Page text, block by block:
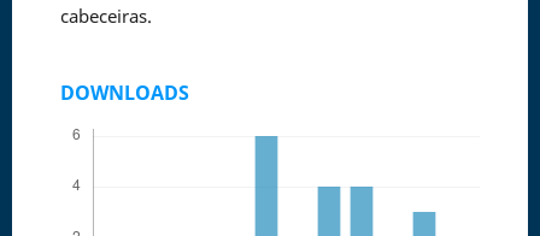
cabeceiras.
DOWNLOADS